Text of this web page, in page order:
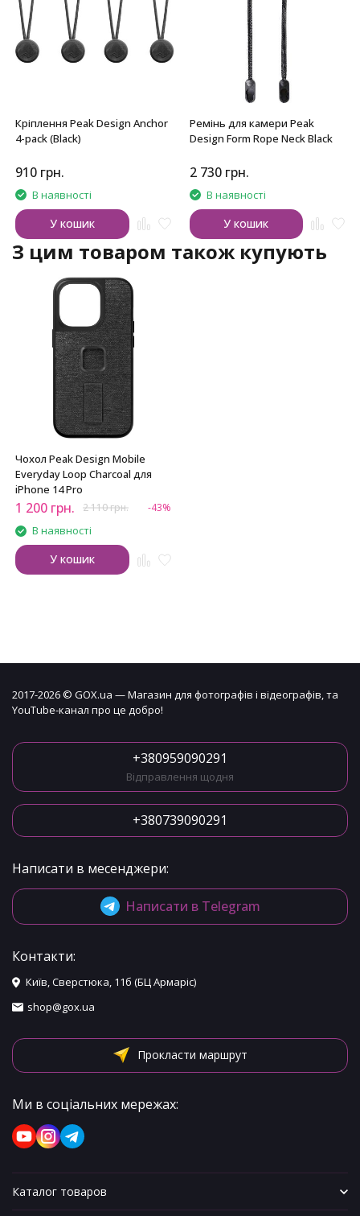
Кріплення Peak Design Anchor
4-pack (Black)
910 грн.
В наявності
У кошик
Ремінь для камери Peak
Design Form Rope Neck Black
2 730 грн.
В наявності
У кошик
З цим товаром також купують
Чохол Peak Design Mobile
Everyday Loop Charcoal для
iPhone 14 Pro
1 200 грн. 2 110грн. -43%
В наявності
У кошик
2017-2026 © GOX.ua — Магазин для фотографів і відеографів, та
YouTube-канал про це добро!
+380959090291
Відправлення щодня
+380739090291
Написати в месенджери:
Написати в Telegram
Контакти:
Київ, Сверстюка, 11б (БЦ Армаріс)
shop@gox.ua
Прокласти маршрут
Ми в соціальних мережах:
Каталог товаров